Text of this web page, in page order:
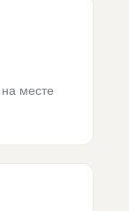
месте